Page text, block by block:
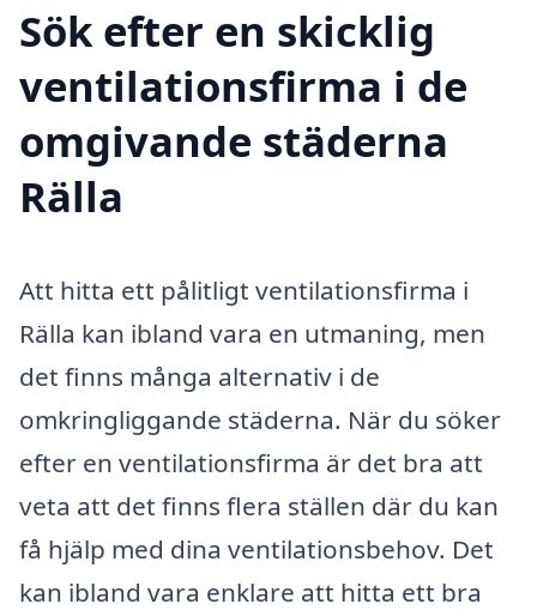
Sök efter en skicklig
ventilationsfirma i de
omgivande städerna
Rälla
Att hitta ett pålitligt ventilationsfirma i
Rälla kan ibland vara en utmaning, men
det finns många alternativ i de
omkringliggande städerna. När du söker
efter en ventilationsfirma är det bra att
veta att det finns flera ställen där du kan
få hjälp med dina ventilationsbehov. Det
kan ibland vara enklare att hitta ett bra